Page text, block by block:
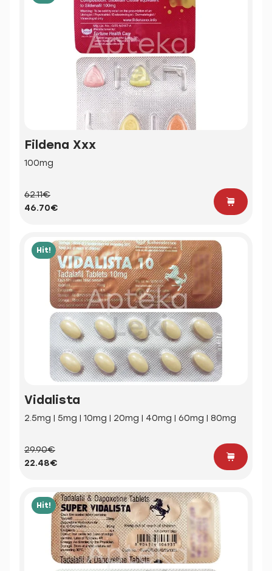
Fildena Xxx
100mg
62.11€
46.70€
Hit!
Vidalista
2.5mg | 5mg | 10mg | 20mg | 40mg | 60mg | 80mg
29.90€
22.48€
Hit!